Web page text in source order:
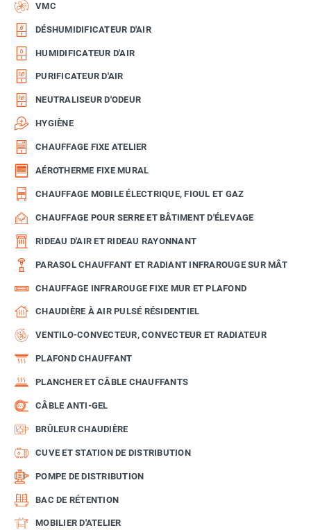
VMC
DÉSHUMIDIFICATEUR D'AIR
HUMIDIFICATEUR D'AIR
PURIFICATEUR D'AIR
NEUTRALISEUR D'ODEUR
HYGIÈNE
CHAUFFAGE FIXE ATELIER
AÉROTHERME FIXE MURAL
CHAUFFAGE MOBILE ÉLECTRIQUE, FIOUL ET GAZ
CHAUFFAGE POUR SERRE ET BÂTIMENT D'ÉLEVAGE
RIDEAU D'AIR ET RIDEAU RAYONNANT
PARASOL CHAUFFANT ET RADIANT INFRAROUGE SUR MÂT
CHAUFFAGE INFRAROUGE FIXE MUR ET PLAFOND
CHAUDIÈRE À AIR PULSÉ RÉSIDENTIEL
VENTILO-CONVECTEUR, CONVECTEUR ET RADIATEUR
PLAFOND CHAUFFANT
PLANCHER ET CÂBLE CHAUFFANTS
CÂBLE ANTI-GEL
BRÛLEUR CHAUDIÈRE
CUVE ET STATION DE DISTRIBUTION
POMPE DE DISTRIBUTION
BAC DE RÉTENTION
MOBILIER D'ATELIER